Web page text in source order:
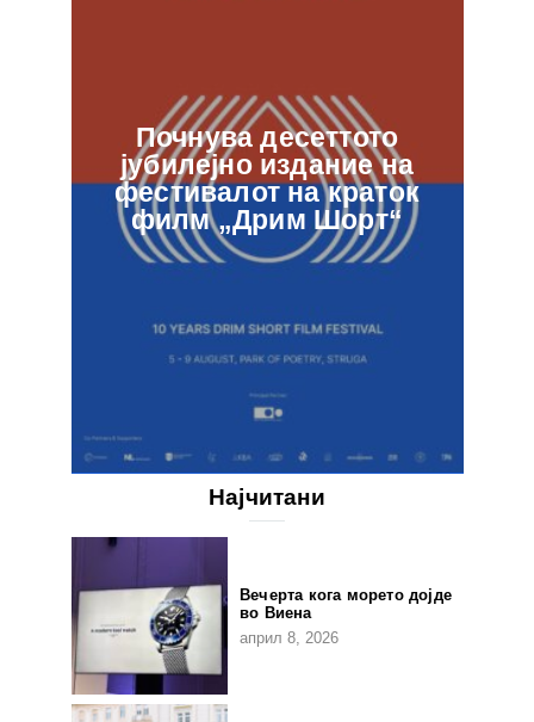
Почнува десеттото
јубилејно издание на
фестивалот на краток
филм „Дрим Шорт“
Најчитани
Вечерта кога морето дојде
во Виена
април 8, 2026